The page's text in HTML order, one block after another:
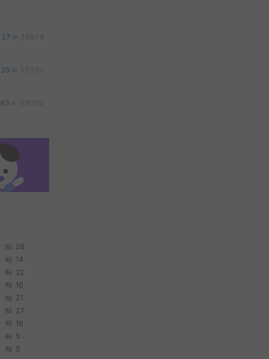
27 79974
35 55330
43 106012
28
14
22
16
21
27
16
5
5